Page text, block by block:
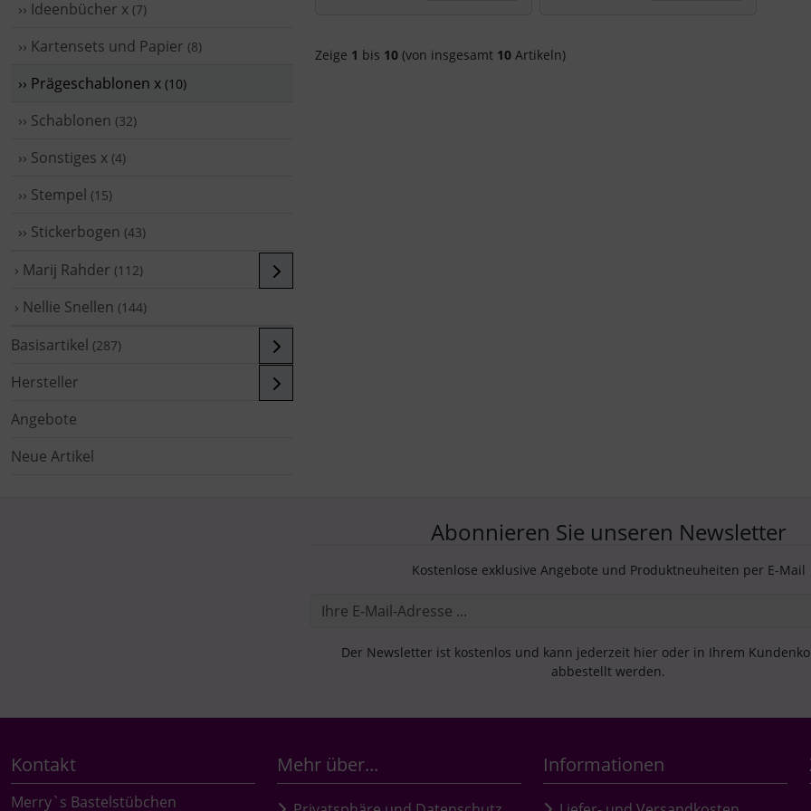
›› Ideenbücher x (7)
›› Kartensets und Papier (8)
›› Prägeschablonen x (10)
›› Schablonen (32)
›› Sonstiges x (4)
›› Stempel (15)
›› Stickerbogen (43)
› Marij Rahder (112)
› Nellie Snellen (144)
Basisartikel (287)
Hersteller
Angebote
Neue Artikel
Zeige 1 bis 10 (von insgesamt 10 Artikeln)
Abonnieren Sie unseren Newsletter
Kostenlose exklusive Angebote und Produktneuheiten per E-Mail
Der Newsletter ist kostenlos und kann jederzeit hier oder in Ihrem
abbestellt werden.
Kontakt
Merry`s Bastelstübchen
Mehr über... Informationen